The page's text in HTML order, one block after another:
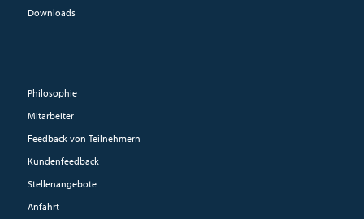
Downloads
Philosophie
Mitarbeiter
Feedback von Teilnehmern
Kundenfeedback
Stellenangebote
Anfahrt